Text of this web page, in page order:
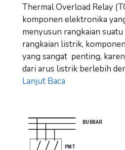
Thermal Overload Relay
komponen elektronika
menyusun rangkaian
rangkaian listrik,
yang sangat penting,
dari arus listrik berlebih
Lanjut Baca